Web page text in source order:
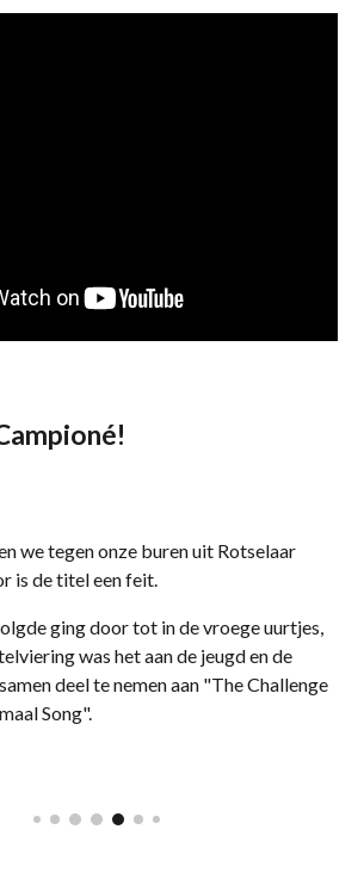
we tegen onze buren uit Rotselaar
is de titel een feit.
ging door tot in de vroege uurtjes,
was het aan de jeugd en de
deel te nemen aan "The Challenge
Song".